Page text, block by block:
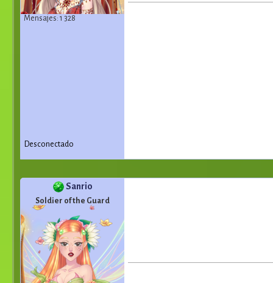
Mensajes: 1 328
Desconectado
Sanrio
Soldier of the Guard